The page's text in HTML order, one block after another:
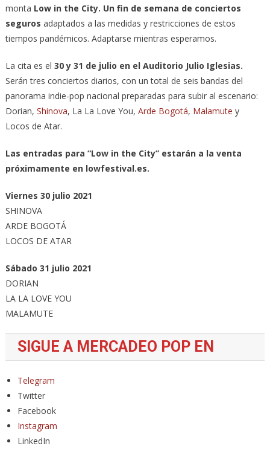
monta Low in the City. Un fin de semana de conciertos
seguros adaptados a las medidas y restricciones de estos
tiempos pandémicos. Adaptarse mientras esperamos.
La cita es el 30 y 31 de julio en el Auditorio Julio Iglesias.
Serán tres conciertos diarios, con un total de seis bandas del
panorama indie-pop nacional preparadas para subir al escenario:
Dorian, Shinova, La La Love You, Arde Bogotá, Malamute y
Locos de Atar.
Las entradas para “Low in the City” estarán a la venta
próximamente en lowfestival.es.
Viernes 30 julio 2021
SHINOVA
ARDE BOGOTÁ
LOCOS DE ATAR
Sábado 31 julio 2021
DORIAN
LA LA LOVE YOU
MALAMUTE
SIGUE A MERCADEO POP EN
Telegram
Twitter
Facebook
Instagram
LinkedIn